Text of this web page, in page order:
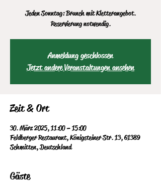
Jeden Sonntag: Brunch mit Kletterangebot.
Reservierung notwendig.
Anmeldung geschlossen
Jetzt andere Veranstaltungen ansehen
Zeit & Ort
30. März 2025, 11:00 – 15:00
Feldberger Restaurant, Königsteiner Str. 13, 61389
Schmitten, Deutschland
Gäste